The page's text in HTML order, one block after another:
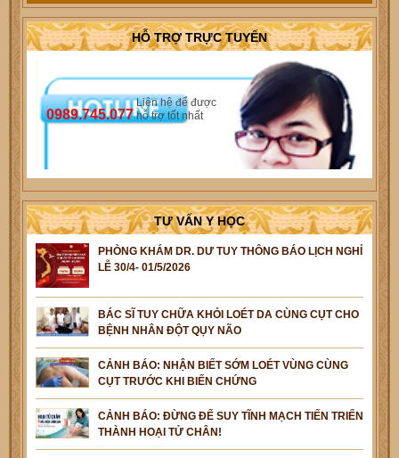
HỖ TRỢ TRỰC TUYẾN
0989.745.077
Liên hệ để được
hỗ trợ tốt nhất
TƯ VẤN Y HỌC
PHÒNG KHÁM DR. DƯ TUY THÔNG BÁO LỊCH NGHỈ
LỄ 30/4- 01/5/2026
BÁC SĨ TUY CHỮA KHỎI LOÉT DA CÙNG CỤT CHO
BỆNH NHÂN ĐỘT QỤY NÃO
CẢNH BÁO: NHẬN BIẾT SỚM LOÉT VÙNG CÙNG
CỤT TRƯỚC KHI BIẾN CHỨNG
CẢNH BÁO: ĐỪNG ĐỂ SUY TĨNH MẠCH TIẾN TRIỂN
THÀNH HOẠI TỬ CHÂN!